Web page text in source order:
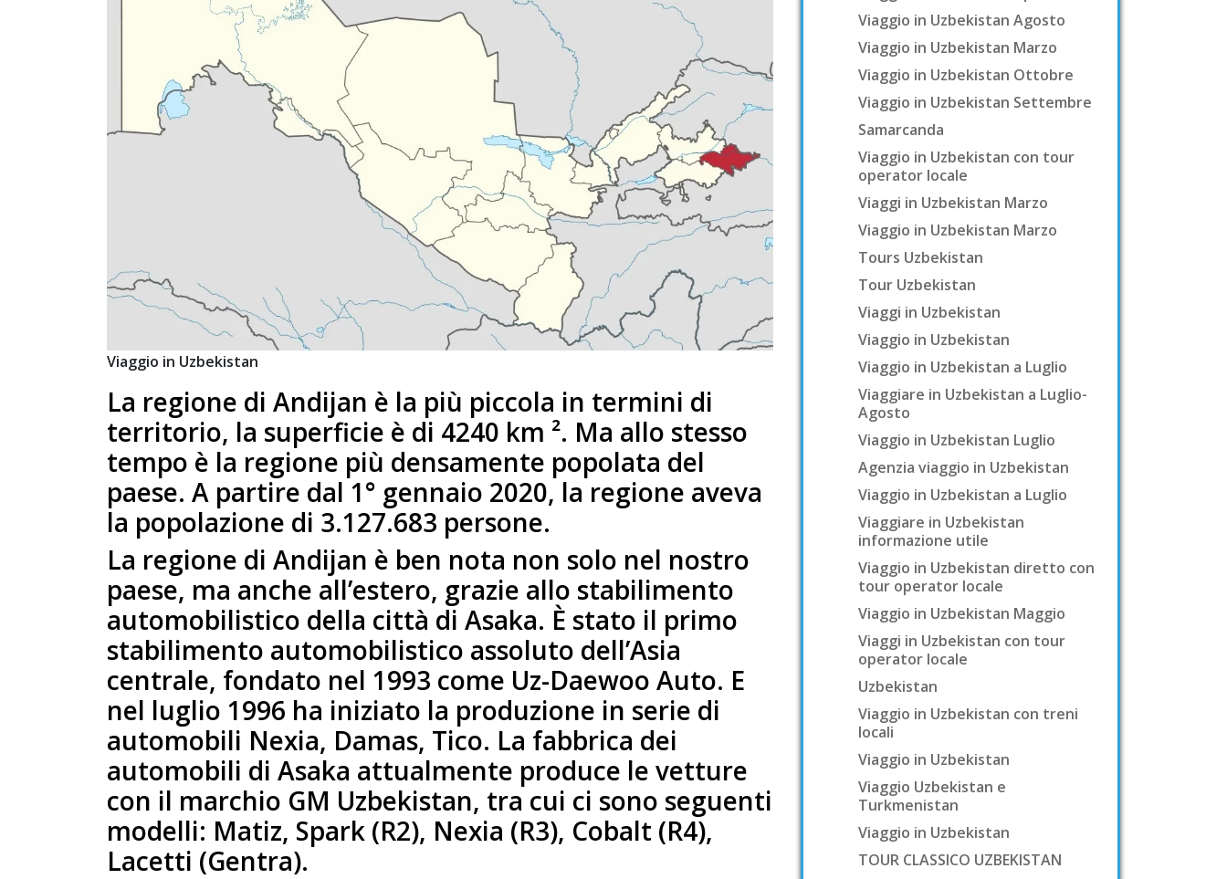
Viaggio in Uzbekistan
La regione di Andijan è la più piccola in termini di
territorio, la superficie è di 4240 km ². Ma allo stesso
tempo è la regione più densamente popolata del
paese. A partire dal 1° gennaio 2020, la regione aveva
la popolazione di 3.127.683 persone.
La regione di Andijan è ben nota non solo nel nostro
paese, ma anche all’estero, grazie allo stabilimento
automobilistico della città di Asaka. È stato il primo
stabilimento automobilistico assoluto dell’Asia
centrale, fondato nel 1993 come Uz-Daewoo Auto. E
nel luglio 1996 ha iniziato la produzione in serie di
automobili Nexia, Damas, Tico. La fabbrica dei
automobili di Asaka attualmente produce le vetture
con il marchio GM Uzbekistan, tra cui ci sono seguenti
modelli: Matiz, Spark (R2), Nexia (R3), Cobalt (R4),
Lacetti (Gentra).
Viaggio in Uzbekistan Agosto
Viaggio in Uzbekistan Marzo
Viaggio in Uzbekistan Ottobre
Viaggio in Uzbekistan Settembre
Samarcanda
Viaggio in Uzbekistan con tour
operator locale
Viaggi in Uzbekistan Marzo
Viaggio in Uzbekistan Marzo
Tours Uzbekistan
Tour Uzbekistan
Viaggi in Uzbekistan
Viaggio in Uzbekistan
Viaggio in Uzbekistan a Luglio
Viaggiare in Uzbekistan a Luglio-
Agosto
Viaggio in Uzbekistan Luglio
Agenzia viaggio in Uzbekistan
Viaggio in Uzbekistan a Luglio
Viaggiare in Uzbekistan
informazione utile
Viaggio in Uzbekistan diretto con
tour operator locale
Viaggio in Uzbekistan Maggio
Viaggi in Uzbekistan con tour
operator locale
Uzbekistan
Viaggio in Uzbekistan con treni
locali
Viaggio in Uzbekistan
Viaggio Uzbekistan e
Turkmenistan
Viaggio in Uzbekistan
TOUR CLASSICO UZBEKISTAN